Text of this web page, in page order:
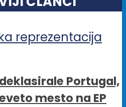
Portugal,
mesto na EP